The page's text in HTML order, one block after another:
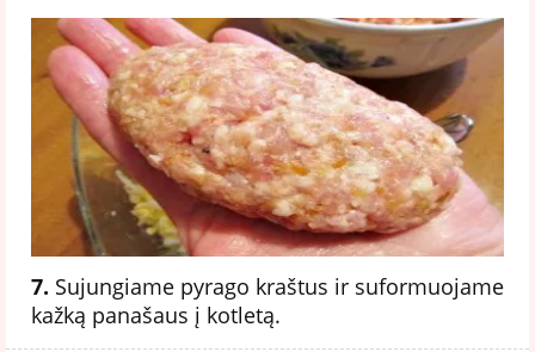
7. Sujungiame pyrago kraštus ir suformuojame
kažką panašaus į kotletą.